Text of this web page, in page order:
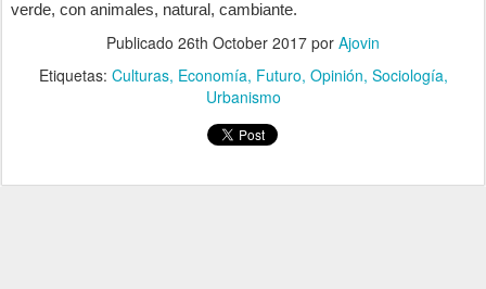
verde, con animales, natural, cambiante.
Publicado 26th October 2017 por Ajovin
Etiquetas: Culturas Economía Futuro Opinión Sociología
Urbanismo